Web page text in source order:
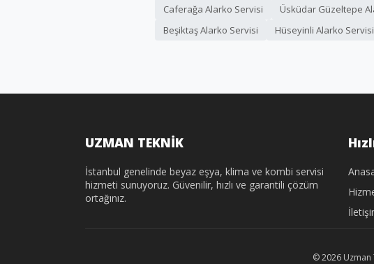
Caferağa Alarko Servisi
Üsküdar Güzeltepe
Beşiktaş Alarko Servisi
Hüseyinli Alarko Servisi
UZMAN TEKNİK
İstanbul genelinde beyaz eşya, klima ve kombi servisi
hizmeti sunuyoruz. Güvenilir, hızlı ve garantili çözüm
ortağınız.
© 2026 Uzman